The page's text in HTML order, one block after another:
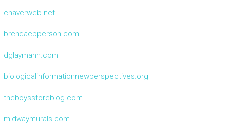
chaverweb.net
brendaepperson.com
dglaymann.com
biologicalinformationnewperspectives.org
theboysstoreblog.com
midwaymurals.com